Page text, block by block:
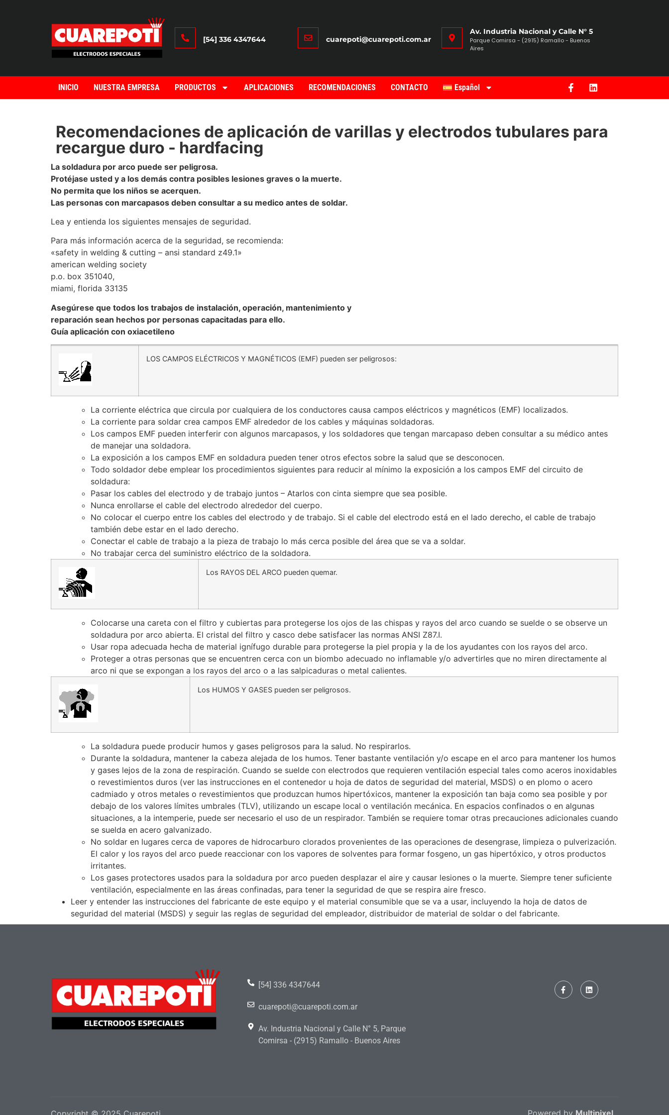
[54] 336 4347644 cuarepoti@cuarepoti.com.ar
Av. Industria Nacional y Calle N° 5
Parque Comirsa - (2915) Ramallo - Buenos
Aires
INICIO NUESTRA EMPRESA PRODUCTOS APLICACIONES RECOMENDACIONES CONTACTO Español
Recomendaciones de aplicación de varillas y electrodos tubulares para
recargue duro - hardfacing
La soldadura por arco puede ser peligrosa.
Protéjase usted y a los demás contra posibles lesiones graves o la muerte.
No permita que los niños se acerquen.
Las personas con marcapasos deben consultar a su medico antes de soldar.
Lea y entienda los siguientes mensajes de seguridad.
Para más información acerca de la seguridad, se recomienda:
«safety in welding & cutting – ansi standard z49.1»
american welding society
p.o. box 351040,
miami, florida 33135
Asegúrese que todos los trabajos de instalación, operación, mantenimiento y
reparación sean hechos por personas capacitadas para ello.
Guía aplicación con oxiacetileno
LOS CAMPOS ELÉCTRICOS Y MAGNÉTICOS (EMF) pueden ser peligrosos:
La corriente eléctrica que circula por cualquiera de los conductores causa campos eléctricos y magnéticos (EMF) localizados.
La corriente para soldar crea campos EMF alrededor de los cables y máquinas soldadoras.
Los campos EMF pueden interferir con algunos marcapasos, y los soldadores que tengan marcapaso deben consultar a su médico antes
de manejar una soldadora.
La exposición a los campos EMF en soldadura pueden tener otros efectos sobre la salud que se desconocen.
Todo soldador debe emplear los procedimientos siguientes para reducir al mínimo la exposición a los campos EMF del circuito de
soldadura:
Pasar los cables del electrodo y de trabajo juntos – Atarlos con cinta siempre que sea posible.
Nunca enrollarse el cable del electrodo alrededor del cuerpo.
No colocar el cuerpo entre los cables del electrodo y de trabajo. Si el cable del electrodo está en el lado derecho, el cable de trabajo
también debe estar en el lado derecho.
Conectar el cable de trabajo a la pieza de trabajo lo más cerca posible del área que se va a soldar.
No trabajar cerca del suministro eléctrico de la soldadora.
Los RAYOS DEL ARCO pueden quemar.
Colocarse una careta con el filtro y cubiertas para protegerse los ojos de las chispas y rayos del arco cuando se suelde o se observe un
soldadura por arco abierta. El cristal del filtro y casco debe satisfacer las normas ANSI Z87.I.
Usar ropa adecuada hecha de material ignífugo durable para protegerse la piel propia y la de los ayudantes con los rayos del arco.
Proteger a otras personas que se encuentren cerca con un biombo adecuado no inflamable y/o advertirles que no miren directamente al
arco ni que se expongan a los rayos del arco o a las salpicaduras o metal calientes.
Los HUMOS Y GASES pueden ser peligrosos.
La soldadura puede producir humos y gases peligrosos para la salud. No respirarlos.
Durante la soldadura, mantener la cabeza alejada de los humos. Tener bastante ventilación y/o escape en el arco para mantener los humos
y gases lejos de la zona de respiración. Cuando se suelde con electrodos que requieren ventilación especial tales como aceros inoxidables
o revestimientos duros (ver las instrucciones en el contenedor u hoja de datos de seguridad del material, MSDS) o en plomo o acero
cadmiado y otros metales o revestimientos que produzcan humos hipertóxicos, mantener la exposición tan baja como sea posible y por
debajo de los valores límites umbrales (TLV), utilizando un escape local o ventilación mecánica. En espacios confinados o en algunas
situaciones, a la intemperie, puede ser necesario el uso de un respirador. También se requiere tomar otras precauciones adicionales cuando
se suelda en acero galvanizado.
No soldar en lugares cerca de vapores de hidrocarburo clorados provenientes de las operaciones de desengrase, limpieza o pulverización.
El calor y los rayos del arco puede reaccionar con los vapores de solventes para formar fosgeno, un gas hipertóxico, y otros productos
irritantes.
Los gases protectores usados para la soldadura por arco pueden desplazar el aire y causar lesiones o la muerte. Siempre tener suficiente
ventilación, especialmente en las áreas confinadas, para tener la seguridad de que se respira aire fresco.
Leer y entender las instrucciones del fabricante de este equipo y el material consumible que se va a usar, incluyendo la hoja de datos de
seguridad del material (MSDS) y seguir las reglas de seguridad del empleador, distribuidor de material de soldar o del fabricante.
[54] 336 4347644
cuarepoti@cuarepoti.com.ar
Av. Industria Nacional y Calle N° 5, Parque
Comirsa - (2915) Ramallo - Buenos Aires